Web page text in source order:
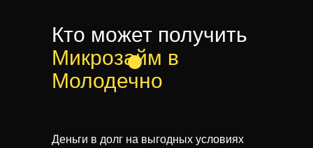
Кто может получить
Микрозайм в
Молодечно
Деньги в долг на выгодных условиях